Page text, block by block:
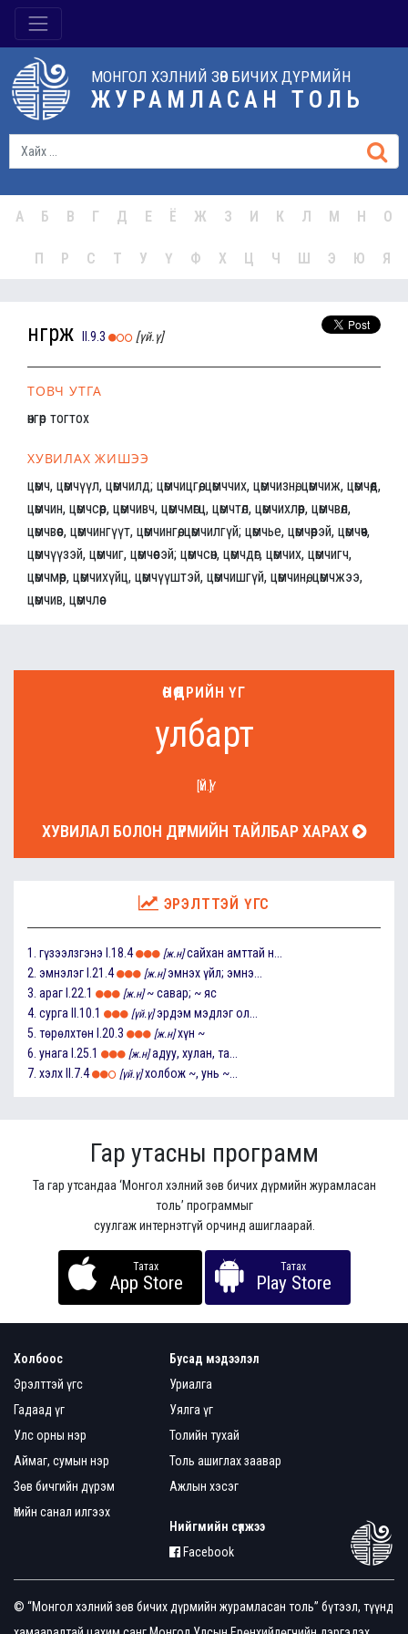
МОНГОЛ ХЭЛНИЙ ЗӨВ БИЧИХ ДҮРМИЙН
ЖУРАМЛАСАН ТОЛЬ
А Б В Г Д Е Ё Ж З И К Л М Н О
П Р С Т У Ү Ф Х Ц Ч Ш Э Ю Я
өнгөрж II.9.3 [үй.ү]
ТОВЧ УТГА
өнгөр тогтох
ХУВИЛАХ ЖИШЭЭ
цөмч, цөмчүүл, цөмчилд; цөмчицгөө, цөмччих, цөмчизнө; цөмчиж, цөмчөөд,
цөмчин, цөмчсөөр, цөмчивч, цөмчмөгц, цөмчтөл, цөмчихлөөр, цөмчвөл,
цөмчвөөс, цөмчингүүт, цөмчингөө, цөмчилгүй; цөмчье, цөмчөөрэй, цөмчөөч,
цөмчүүзэй, цөмчиг, цөмчөөсэй; цөмчсөн, цөмчдөг, цөмчих, цөмчигч,
цөмчмөөр, цөмчихүйц, цөмчүүштэй, цөмчишгүй, цөмчинө, цөмчжээ,
цөмчив, цөмчлөө
ӨНӨӨДРИЙН ҮГ
улбарт
[ҮЙ.Ү]
ХУВИЛАЛ БОЛОН ДҮРМИЙН ТАЙЛБАР ХАРАХ
ЭРЭЛТТЭЙ ҮГС
1. гүзээлзгэнэ I.18.4 [ж.н] сайхан амттай н...
2. эмнэлэг I.21.4 [ж.н] эмнэх үйл; эмнэ...
3. араг I.22.1 [ж.н] ~ савар; ~ яс
4. сурга II.10.1 [үй.ү] эрдэм мэдлэг ол...
5. төрөлхтөн I.20.3 [ж.н] хүн ~
6. унага I.25.1 [ж.н] адуу, хулан, та...
7. хэлх II.7.4 [үй.ү] холбож ~, унь ~...
Гар утасны программ
Та гар утсандаа ‘Монгол хэлний зөв бичих дүрмийн журамласан
толь’ программыг
суулгаж интернэтгүй орчинд ашиглаарай.
Татах
App Store
Татах
Play Store
Холбоос
Эрэлттэй үгс
Гадаад үг
Улс орны нэр
Аймаг, сумын нэр
Зөв бичгийн дүрэм
Үгийн санал илгээх
Бусад мэдээлэл
Уриалга
Уялга үг
Толийн тухай
Толь ашиглах заавар
Ажлын хэсэг
Нийгмийн сүлжээ
Facebook
© “Монгол хэлний зөв бичих дүрмийн журамласан толь” бүтээл, түүнд